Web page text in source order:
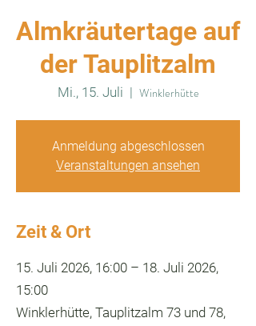
Almkräutertage auf
der Tauplitzalm
Mi., 15. Juli
  |
Winklerhütte
Anmeldung abgeschlossen
Veranstaltungen ansehen
Zeit & Ort
15. Juli 2026, 16:00 – 18. Juli 2026,
15:00
Winklerhütte, Tauplitzalm 73 und 78,